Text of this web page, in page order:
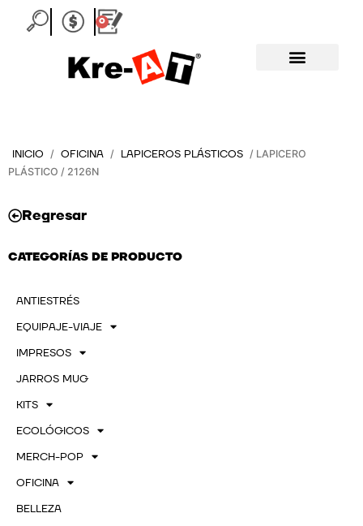
0
Carrito
INICIO / OFICINA / LAPICEROS PLÁSTICOS / LAPICERO
PLÁSTICO / 2126N
Regresar
CATEGORÍAS DE PRODUCTO
ANTIESTRÉS
EQUIPAJE-VIAJE
IMPRESOS
JARROS MUG
KITS
ECOLÓGICOS
MERCH-POP
OFICINA
BELLEZA